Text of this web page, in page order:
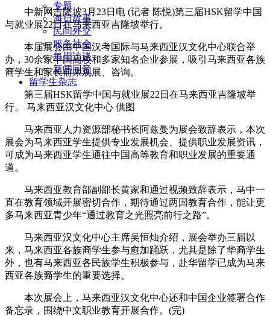
专题
海归故事
民间外交
服务社会
每周访谈
新闻回音
留学生杂志
中新网吉隆坡3月23日电 (记者 陈悦)第三届HSK留学中国
与就业展22日在马来西亚吉隆坡举行。
本届展会由中国汉考国际与马来西亚汉文化中心联合举
办，30余家中国高校和多家知名企业参展，吸引马来西亚各族
裔学生和家长前来观展、咨询。
第三届HSK留学中国与就业展22日在马来西亚吉隆坡举
行。 马来西亚汉文化中心 供图
马来西亚人力资源部秘书长阿兹曼为展会致辞表示，本次
展会为马来西亚学生提供专业发展机会、提供职业发展资讯，
可成为马来西亚学生通往中国高等教育和职业发展的重要通
道。
马来西亚教育部副部长黄家和通过视频致辞表示，马中一
直在教育领域开展密切合作，期待通过两国教育合作，能让更
多马来西亚青少年“通过教育之光照亮前行之路”。
马来西亚汉文化中心主席吴恒灿介绍，展会举办三届以
来，马来西亚各族裔学生参与愈加踊跃，尤其是除了华裔学生
外，也有马来西亚各民族学生积极参与，赴华留学已成为马来
西亚各族裔学生的重要选择。
本次展会上，马来西亚汉文化中心还和中国企业签署合作
备忘录，围绕中文职业教育开展合作。(完)